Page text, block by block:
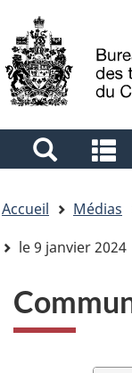
Sélection
de
la
langue
Search
and
menus
êtes
ici
Accueil Médias
le 9 janvier 2024